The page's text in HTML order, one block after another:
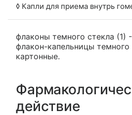
◊ Капли для приема внутрь
флаконы темного стекла (1)
флакон-капельницы темного
картонные.
действие